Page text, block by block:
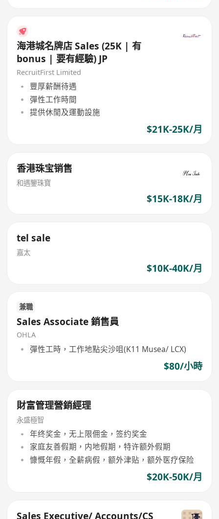
海港城名牌店 Sales (25K | 有
bonus | 要有經驗) JP
RecruitFirst Limited
豐厚薪酬待遇
彈性工作時間
提供休閒及運動設施
$21K-25K/月
香港珠宝销售
和遇鑒珠寶
$15K-18K/月
tel sale
嘉太
$10K-40K/月
兼職
Sales Associate 銷售員
OHLA
彈性工時，工作地點尖沙咀(K11 Musea/ LCX)
$80/小時
財富管理營銷經理
永盛極智
年终奖金，无上限佣金，签约奖金
家庭友善假期，内地假期，特许额外假期
慷慨年假，全薪病假，额外津贴，额外医疗保险
$20K-50K/月
Sales Executive/ Accounts/CS